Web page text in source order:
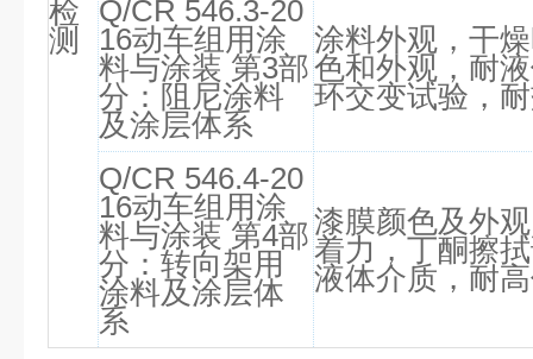
检
测
Q/CR 546.3-20
16动车组用涂
料与涂装 第3部
分：阻尼涂料
及涂层体系
涂料外观，干
色和外观，耐
环交变试验，
Q/CR 546.4-20
16动车组用涂
料与涂装 第4部
分：转向架用
涂料及涂层体
系
漆膜颜色及外
着力，丁酮擦
液体介质，耐